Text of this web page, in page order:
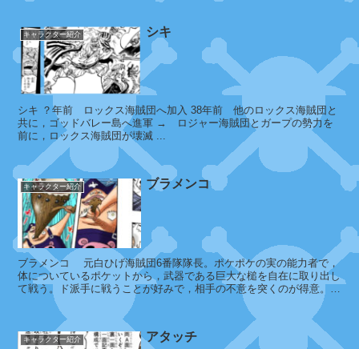
ン
ジ
ャ
ロ
ウ
コ
ラ
マ
ウ
ン
キャラクター紹介 シキ
シキ ？年前 ロックス海賊団へ加入 38年前 他のロックス海賊団と
共に，ゴッドバレー島へ進軍 → ロジャー海賊団とガープの勢力を
前に，ロックス海賊団が壊滅 ...
キャラクター紹介 ブラメンコ
ブラメンコ 元白ひげ海賊団6番隊隊長。ポケポケの実の能力者で，
体についているポケットから，武器である巨大な槌を自在に取り出し
て戦う。ド派手に戦うことが好みで，相手の不意を突くのが得意。
※初登場は頂上戦争編だが，悪...
キャラクター紹介 アタッチ